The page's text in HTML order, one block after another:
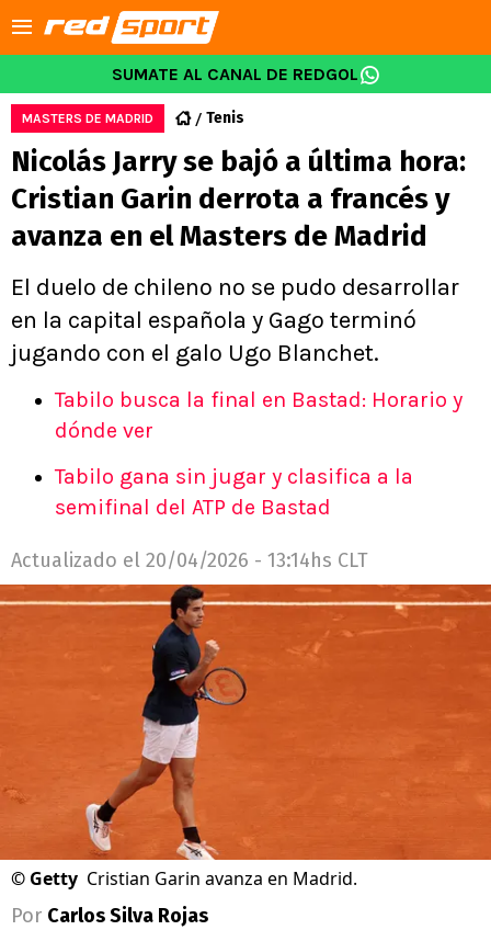
SUMATE AL CANAL DE REDGOL
MASTERS DE MADRID Tenis
Nicolás Jarry se bajó a última hora:
Cristian Garin derrota a francés y
avanza en el Masters de Madrid
El duelo de chileno no se pudo desarrollar
en la capital española y Gago terminó
jugando con el galo Ugo Blanchet.
Tabilo busca la final en Bastad: Horario y
dónde ver
Tabilo gana sin jugar y clasifica a la
semifinal del ATP de Bastad
Actualizado el 20/04/2026 - 13:14hs CLT
© Getty Cristian Garin avanza en Madrid.
Por Carlos Silva Rojas